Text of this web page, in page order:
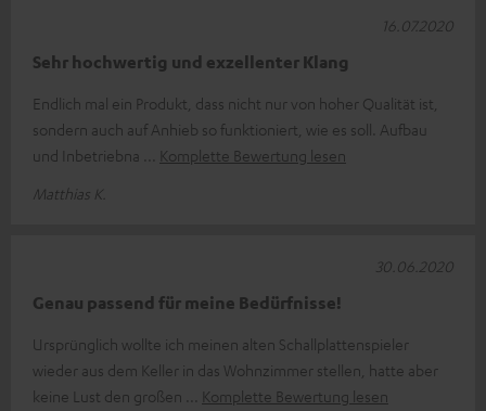
Sehr hochwertig und exzellenter Klang
Endlich mal ein Produkt, dass nicht nur von hoher Qualität ist,
sondern auch auf Anhieb so funktioniert, wie es soll. Aufbau
und Inbetriebna
Komplette Bewertung lesen
Matthias K.
16.07.2020
Genau passend für meine Bedürfnisse!
Ursprünglich wollte ich meinen alten Schallplattenspieler
wieder aus dem Keller in das Wohnzimmer stellen, hatte aber
keine Lust den großen
Komplette Bewertung lesen
30.06.2020